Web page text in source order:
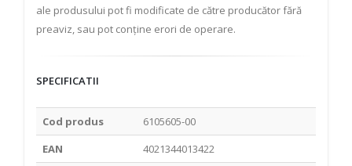
ale produsului pot fi modificate de către producător fără
preaviz, sau pot conține erori de operare.
SPECIFICATII
Cod produs
6105605-00
EAN
4021344013422